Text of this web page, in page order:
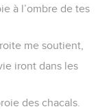
à l’ombre de tes
me soutient,
iront dans les
des chacals.